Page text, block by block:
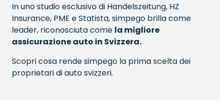
In uno studio esclusivo di Handelszeitung, HZ
Insurance, PME e Statista, simpego brilla come
leader, riconosciuta come la migliore
assicurazione auto in Svizzera.
Scopri cosa rende simpego la prima scelta dei
proprietari di auto svizzeri.